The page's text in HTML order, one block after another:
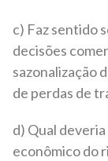
c) Faz sentido
decisões
sazonalização
de perdas de
d) Qual
econômico do